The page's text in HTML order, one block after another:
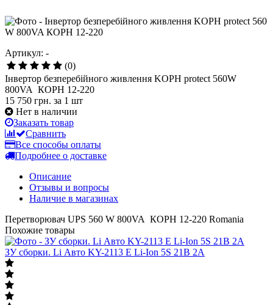
Артикул: -
(0)
Інвертор безперебійного живлення KOPH protect 560W
800VA КОРН 12-220
15 750 грн. за 1 шт
Нет в наличии
Заказать товар
Сравнить
Все способы оплаты
Подробнее о доставке
Описание
Отзывы и вопросы
Наличие в магазинах
Перетворювач UPS 560 W 800VA КОРН 12-220 Romania
Похожие товары
ЗУ сборки. Li Авто KY-2113 E Li-Ion 5S 21В 2A